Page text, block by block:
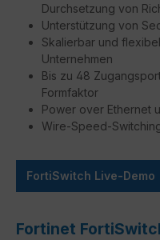
Durchsetzung von
Unterstützung von
Skalierbar und
Unternehmen
Bis zu 48
Formfaktor
Power over Ethernet
Wire-Speed-
FortiSwitch Live-Demo
Fortinet